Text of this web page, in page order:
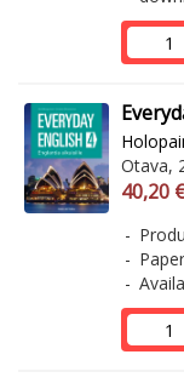
Otava,
40,20